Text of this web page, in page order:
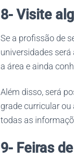
8- Visite
Se a profissão de
universidades
a área e ainda
Além disso, será
grade curricular
todas as
9- Feiras